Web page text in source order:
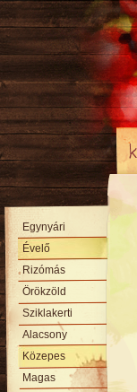
Egynyári
Évelő
Rizómás
Örökzöld
Sziklakerti
Alacsony
Közepes
Magas